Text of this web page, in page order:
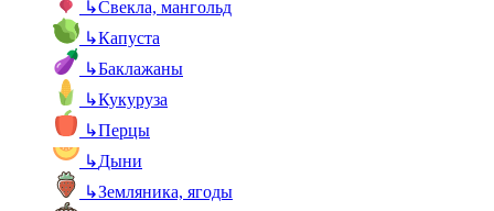
↳Свекла, мангольд
↳Капуста
↳Баклажаны
↳Кукуруза
↳Перцы
↳Дыни
↳Земляника, ягоды